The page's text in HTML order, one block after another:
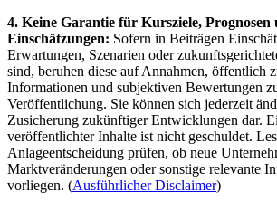
4. Keine Garantie für Kursziele, Prognosen
Einschätzungen: Sofern in Beiträgen
Erwartungen, Szenarien oder
sind, beruhen diese auf Annahmen, öffentlich
Informationen und subjektiven Bewertungen
Veröffentlichung. Sie können sich jederzeit
Zusicherung zukünftiger Entwicklungen dar.
veröffentlichter Inhalte ist nicht geschuldet.
Anlageentscheidung prüfen, ob neue
Marktveränderungen oder sonstige relevante
vorliegen. (Ausführlicher Disclaimer)